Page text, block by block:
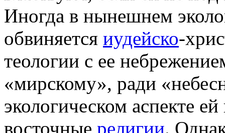
Иногда в нынешнем
обвиняется иудейско-
теологии с ее
«мирскому», ради
экологическом аспекте
восточные религии.